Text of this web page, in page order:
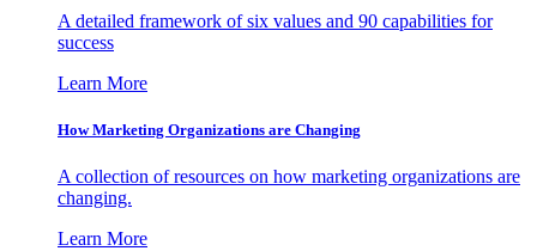
A detailed framework of six values and 90 capabilities for
success
Learn More
How Marketing Organizations are Changing
A collection of resources on how marketing organizations are
changing.
Learn More